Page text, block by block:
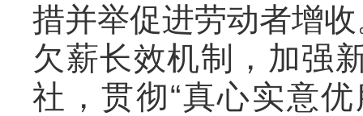
措并举促进劳动者增
欠薪长效机制，加强
社，贯彻“真心实意